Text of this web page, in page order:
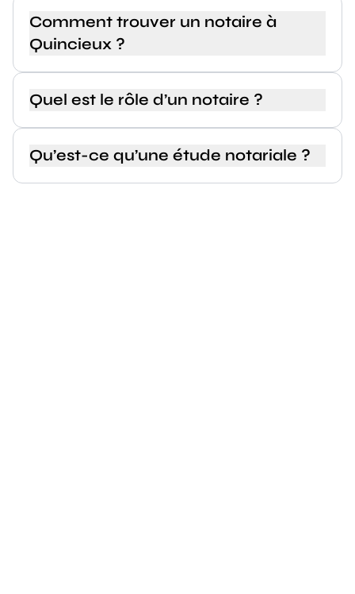
Comment trouver un notaire à
Quincieux ?
Quel est le rôle d’un notaire ?
Qu’est-ce qu’une étude notariale ?